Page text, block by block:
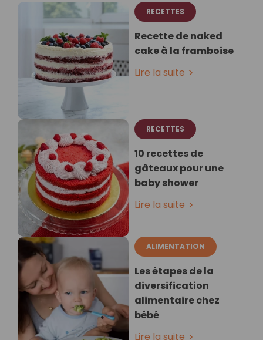
RECETTES
Recette de naked
cake à la framboise
Lire la suite
RECETTES
10 recettes de
gâteaux pour une
baby shower
Lire la suite
ALIMENTATION
Les étapes de la
diversification
alimentaire chez
bébé
Lire la suite